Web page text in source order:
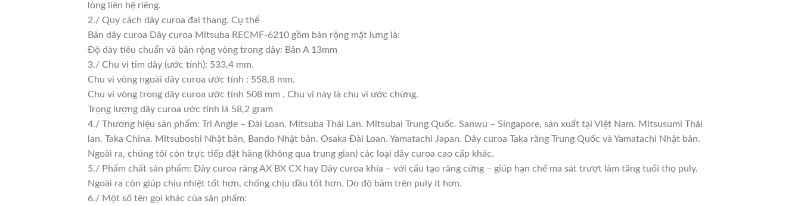
lòng liên hệ riêng.
2./ Quy cách dây curoa đai thang. Cụ thể
Bản dây curoa Dây curoa Mitsuba RECMF-6210 gồm bản rộng mặt lưng là:
Độ dày tiêu chuẩn và bản rộng vòng trong dây: Bản A 13mm
3./ Chu vi tim dây (ước tính): 533,4 mm.
Chu vi vòng ngoài dây curoa ước tính : 558,8 mm.
Chu vi vòng trong dây curoa ước tính 508 mm . Chu vi này là chu vi ước chừng.
Trọng lượng dây curoa ước tính là 58,2 gram
4./ Thương hiệu sản phẩm: Tri Angle – Đài Loan. Mitsuba Thái Lan. Mitsubai Trung Quốc. Sanwu – Singapore, sản xuất tại Việt Nam. Mitsusumi Thái
lan. Taka China. Mitsuboshi Nhật bản, Bando Nhật bản. Osaka Đài Loan. Yamatachi Japan. Dây curoa Taka răng Trung Quốc và Yamatachi Nhật bản.
Ngoài ra, chúng tôi còn trực tiếp đặt hàng (không qua trung gian) các loại dây curoa cao cấp khác.
5./ Phẩm chất sản phẩm: Dây curoa răng AX BX CX hay Dây curoa khía – với cấu tạo răng cứng – giúp hạn chế ma sát trượt làm tăng tuổi thọ puly.
Ngoài ra còn giúp chịu nhiệt tốt hơn, chống chịu dầu tốt hơn. Do độ bám trên puly ít hơn.
6./ Một số tên gọi khác của sản phẩm: